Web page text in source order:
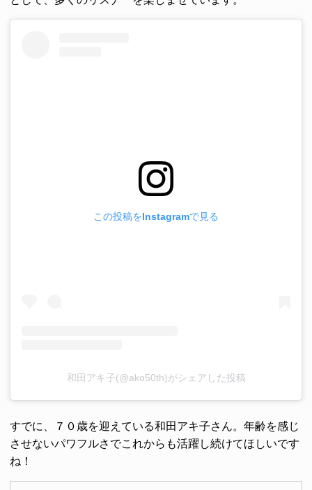
この投稿をInstagramで見る
和田アキ子(@ako50th)がシェアした投稿
すでに、７０歳を迎えている和田アキ子さん。年齢を感じ
させないパワフルさでこれからも活躍し続けてほしいです
ね！